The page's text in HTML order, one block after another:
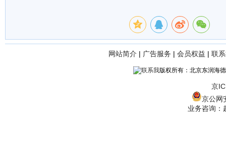
网站简介 | 广告服务 | 会员权益 | 联
版权所有：北京东润海
京
京公网
业务咨询：